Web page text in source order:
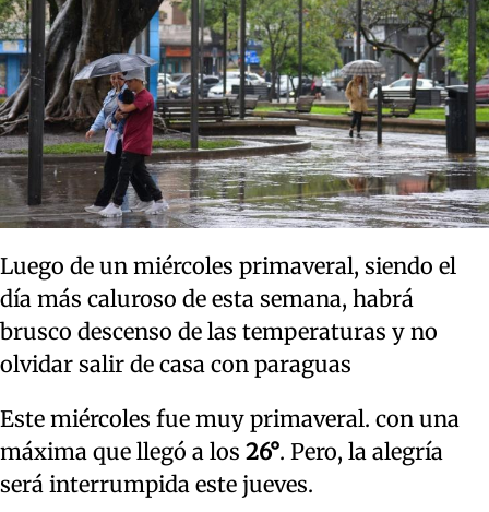
Luego de un miércoles primaveral, siendo el
día más caluroso de esta semana, habrá
brusco descenso de las temperaturas y no
olvidar salir de casa con paraguas
Este miércoles fue muy primaveral. con una
máxima que llegó a los 26°. Pero, la alegría
será interrumpida este jueves.